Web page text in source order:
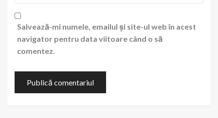
Salvează-mi numele, emailul și site-ul web în acest
navigator pentru data viitoare când o să
comentez.